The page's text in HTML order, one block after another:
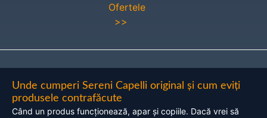
Ofertele
>>
Unde cumperi Sereni Capelli original și cum eviți
produsele contrafăcute
Când un produs funcționează, apar și copiile. Dacă vrei să